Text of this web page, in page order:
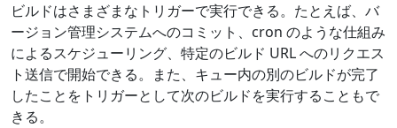
ビルドはさまざまなトリガーで実行できる。たとえば、バ
ージョン管理システムへのコミット、cron のような仕組み
によるスケジューリング、特定のビルド URL へのリクエス
ト送信で開始できる。また、キュー内の別のビルドが完了
したことをトリガーとして次のビルドを実行することもで
きる。